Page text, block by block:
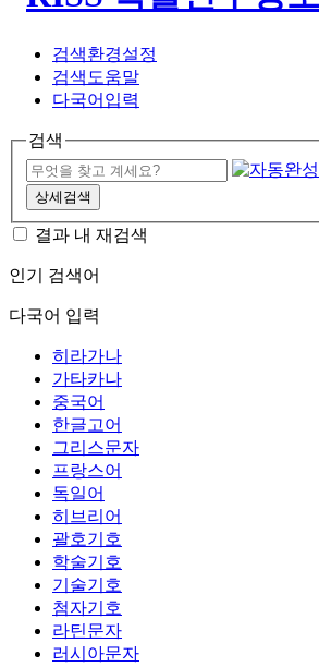
검색환경설정
검색도움말
다국어입력
검색
상세검색
결과 내 재검색
인기 검색어
다국어 입력
히라가나
가타카나
중국어
한글고어
그리스문자
프랑스어
독일어
히브리어
괄호기호
학술기호
기술기호
첨자기호
라틴문자
러시아문자